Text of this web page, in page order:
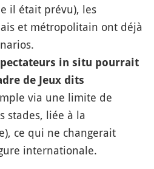
il était prévu), les
et métropolitain ont déjà
in situ pourrait
de Jeux dits
via une limite de
stades, liée à la
ce qui ne changerait
internationale.